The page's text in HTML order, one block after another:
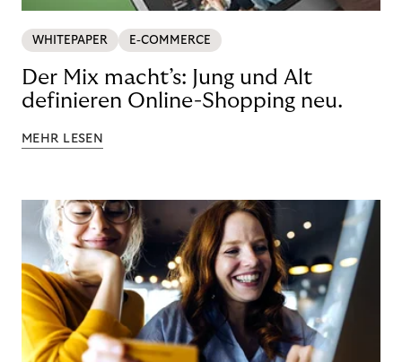
WHITEPAPER E-COMMERCE
Der Mix macht’s: Jung und Alt
definieren Online-Shopping neu.
MEHR LESEN